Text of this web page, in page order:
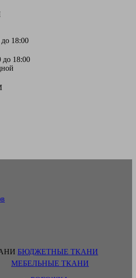
до 18:00
до 18:00
БЮДЖЕТНЫЕ ТКАНИ
МЕБЕЛЬНЫЕ ТКАНИ